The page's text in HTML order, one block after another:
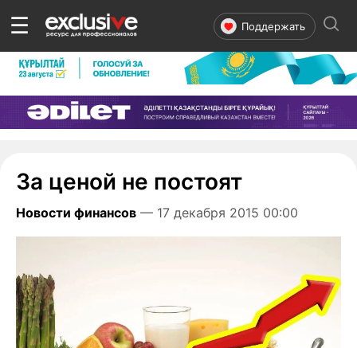
☰ Поддержать
За ценой не постоят
Новости финансов — 17 декабря 2015 00:00